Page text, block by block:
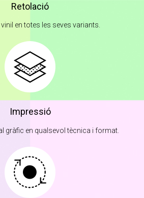
Retolació
en totes les seves variants.
Impressió
gràfic en qualsevol tècnica i format.